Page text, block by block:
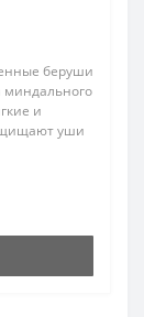
беруши
миндального
и
уши